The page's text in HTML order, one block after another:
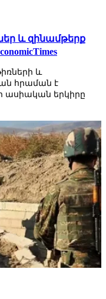
և զինամթերք
և
հրաման է
ասիական երկիրը